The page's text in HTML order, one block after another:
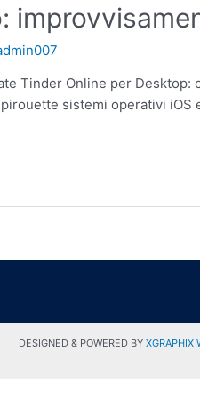
Tinder Online per
sistemi operativi
DESIGNED & POWERED BY XGRAPHIX